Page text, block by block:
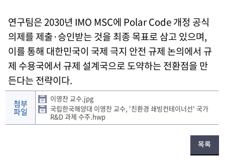
연구팀은 2030년 IMO MSC에 Polar Code 개정 공식
의제를 제출·승인받는 것을 최종 목표로 삼고 있으며,
이를 통해 대한민국이 국제 극지 안전 규제 논의에서 규
제 수용국에서 규제 설계국으로 도약하는 전환점을 만
든다는 전략이다.
첨부
파일
이영찬 교수.jpg
국립한국해양대 이영찬 교수, '친환경 쇄빙컨테이너선' 국가
R&D 과제 수주.hwp
목록